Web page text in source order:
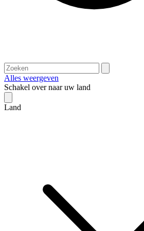
Alles weergeven
Schakel over naar uw land
Land